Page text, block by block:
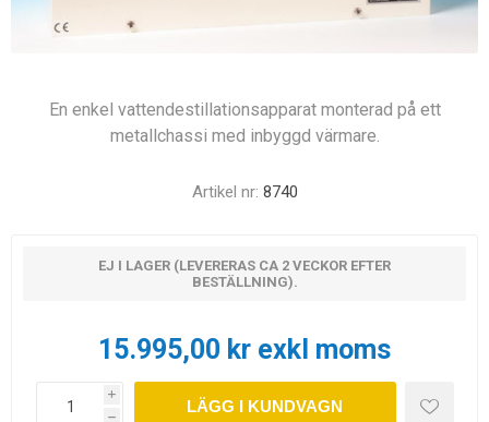
En enkel vattendestillationsapparat monterad på ett
metallchassi med inbyggd värmare.
Artikel nr: 8740
EJ I LAGER (LEVERERAS CA 2 VECKOR EFTER
BESTÄLLNING).
15.995,00 kr exkl moms
i
h
LÄGG I KUNDVAGN